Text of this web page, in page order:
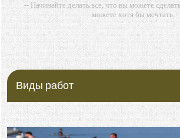
-- Начинайте делать все, что вы можете
можете хотя бы мечтать.
-- Все дело в мыслях. Мысль — начало
управлять. И поэтому главное дело
мыслями.
-- Идите уверенно по направлению к мечте.
глупость. Из всех страхов самый пугающий
-- Лучшее, что можно сделать с хорошим
Виды работ